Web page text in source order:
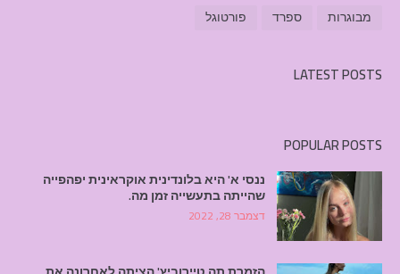
מבוגרות
ספרד פורטוגל
LATEST POSTS
POPULAR POSTS
ננסי א' היא בלונדינית אוקראינית יפהפייה
שהייתה בתעשייה זמן מה.
דצמבר 28, 2022